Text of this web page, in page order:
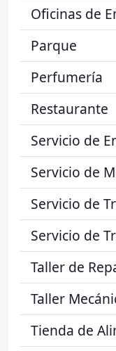
Oficinas de
Parque
Perfumería
Restaurante
Servicio de
Servicio de
Servicio de
Servicio de
Taller de
Taller
Tienda de